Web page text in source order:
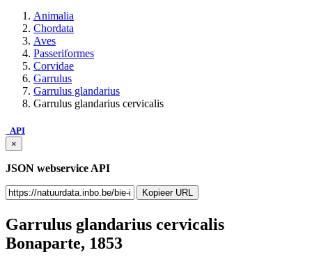
Animalia
Chordata
Aves
Passeriformes
Corvidae
Garrulus
Garrulus glandarius
Garrulus glandarius cervicalis
API
×
JSON webservice API
Kopieer URL
Garrulus glandarius cervicalis
Bonaparte, 1853